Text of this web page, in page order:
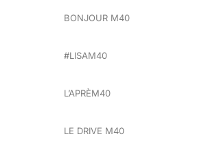
BONJOUR M40
#LISAM40
L’APRÈM40
LE DRIVE M40